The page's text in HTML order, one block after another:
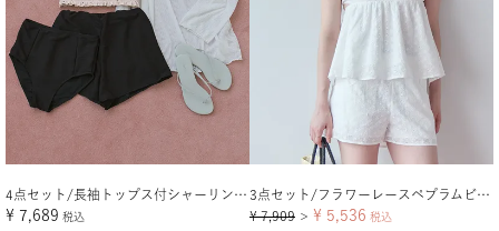
4点セット/長袖トップス付シャーリングビキニ×ショートパンツ/水着
¥ 7,689 税込
3点セット/フラワーレースペプラムビキニ×ショートパンツ/水着
¥ 7,909 ＞ ¥ 5,536 税込